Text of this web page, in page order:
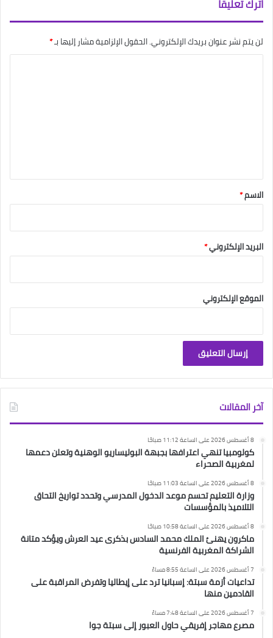
اترك تعليقاً
لن يتم نشر عنوان بريدك الإلكتروني.الحقول الإلزامية مشار إليها بـ*
*
الاسم*
البريد الإلكتروني*
الموقع الإلكتروني
آخر المقالات
8 أغسطس 2026 على الساعة 11:12 صباحًا
كولومبيا تنهي اعترافها بجبهة البوليساريو الوهنية وتعلن دعمها
لمغربية الصحراء
8 أغسطس 2026 على الساعة 11:03 صباحًا
وزارة التعليم تحسم موعد الدخول المدرسي وتحدد تواريخ التحاق
التلاميذ بالمؤسسات
8 أغسطس 2026 على الساعة 10:58 صباحًا
ماكرون يهنئ الملك محمد السادس بذكرى عيد العرش ويؤكد متانة
الشراكة المغربية الفرنسية
7 أغسطس 2026 على الساعة 8:55 مساءً
تداعيات أزمة سبتة: إسبانيا ترد على إيطاليا وتفرض المراقبة على
القادمين منها
7 أغسطس 2026 على الساعة 7:48 مساءً
مصرع مهاجر إفريقي حاول العبور إلى سبتة جوا